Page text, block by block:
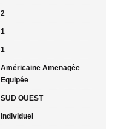
2
1
1
Américaine Amenagée
Equipée
SUD OUEST
Individuel